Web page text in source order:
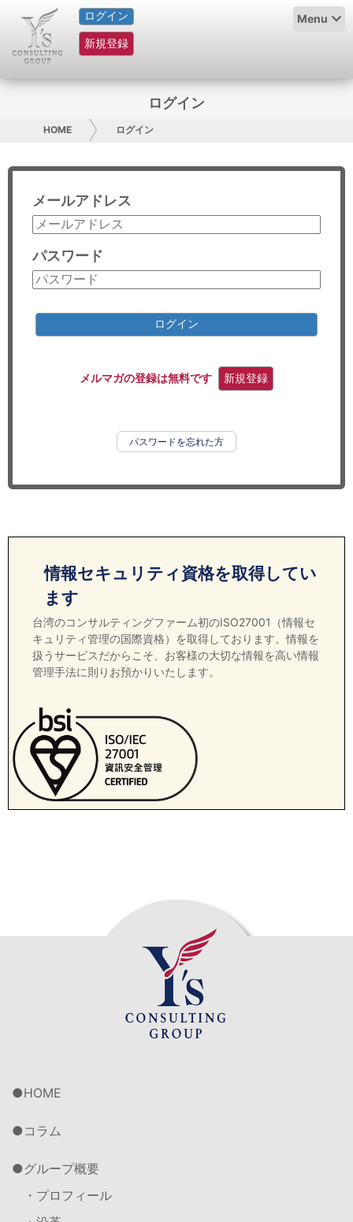
ログイン
新規登録
Menu
HOME
サービス紹介
グループ概要
採用情報
お問い合わせ
コンサルティング
リサーチ
ログイン
HOME ログイン
メールアドレス
パスワード
ログイン
メルマガの登録は無料です 新規登録
パスワードを忘れた方
情報セキュリティ資格を取得してい
ます
台湾のコンサルティングファーム初のISO27001（情報セ
キュリティ管理の国際資格）を取得しております。情報を
扱うサービスだからこそ、お客様の大切な情報を高い情報
管理手法に則りお預かりいたします。
HOME
コラム
グループ概要
・プロフィール